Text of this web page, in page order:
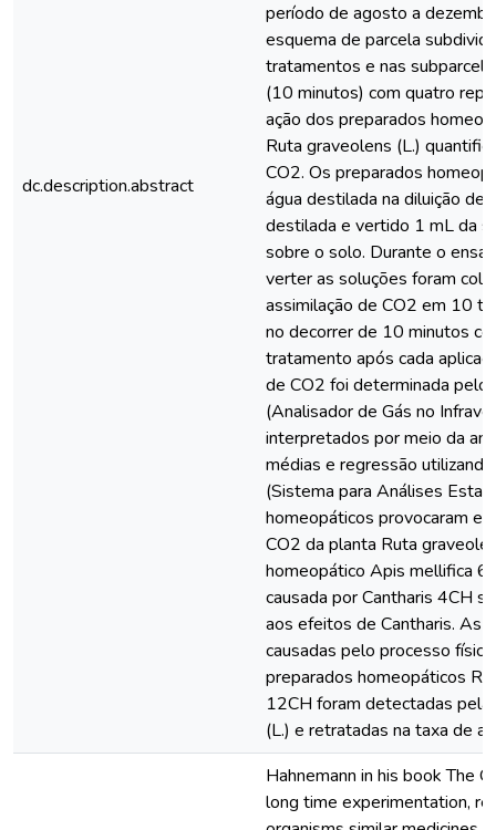
dc.description.abstract
período de agosto a
esquema de parcela
tratamentos e nas
(10 minutos) com quatro
ação dos preparados
Ruta graveolens (L.)
CO2. Os preparados
água destilada na diluição de
destilada e vertido 1 mL da
sobre o solo. Durante o
verter as soluções foram
assimilação de CO2 em 10
no decorrer de 10 minutos
tratamento após cada
de CO2 foi determinada pelo
(Analisador de Gás no
interpretados por meio da
médias e regressão
(Sistema para Análises
homeopáticos provocaram
CO2 da planta Ruta
homeopático Apis mellifica
causada por Cantharis 4CH
aos efeitos de Cantharis. As
causadas pelo processo
preparados homeopáticos
12CH foram detectadas
(L.) e retratadas na taxa de
Hahnemann in his book The
long time experimentation,